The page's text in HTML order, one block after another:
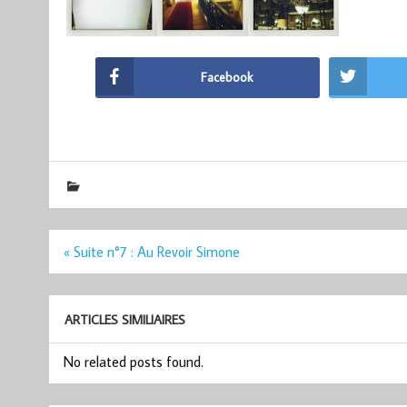
Facebook
Navigation
« Suite n°7 : Au Revoir Simone
ARTICLES SIMILIAIRES
No related posts found.